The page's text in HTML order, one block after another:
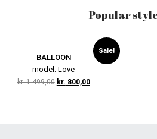
Popular
Sale!
BALLOON
model: Love
kr.1.499,00 kr. 800,00